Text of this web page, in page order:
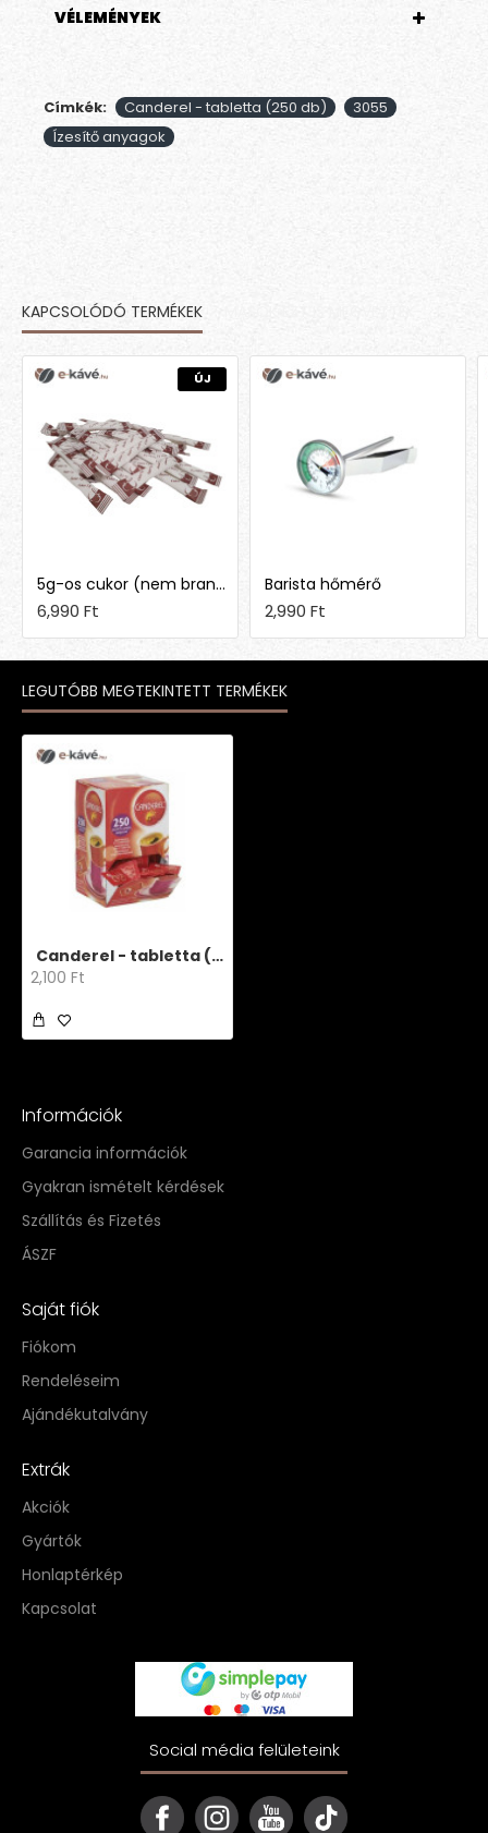
VÉLEMÉNYEK
Címkék: Canderel - tabletta (250 db)
3055
Ízesítő anyagok
KAPCSOLÓDÓ TERMÉKEK
ÚJ
5g-os cukor (nem brandingelt)
6,990 Ft
Barista hőmérő
2,990 Ft
LEGUTÓBB MEGTEKINTETT TERMÉKEK
Canderel - tabletta (250 db)
2,100 Ft
Információk
Garancia információk
Gyakran ismételt kérdések
Szállítás és Fizetés
ÁSZF
Saját fiók
Fiókom
Rendeléseim
Ajándékutalvány
Extrák
Akciók
Gyártók
Honlaptérkép
Kapcsolat
Social média felületeink